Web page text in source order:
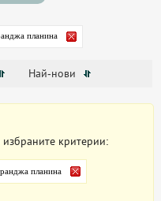
планина
Най-нови
критерии:
планина